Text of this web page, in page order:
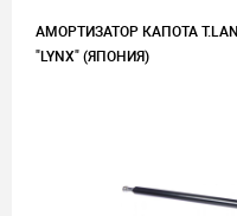
АМОРТИЗАТОР КАПОТА
"LYNX" (ЯПОНИЯ)